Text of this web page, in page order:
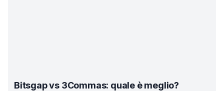
Bitsgap vs 3Commas: quale è meglio?